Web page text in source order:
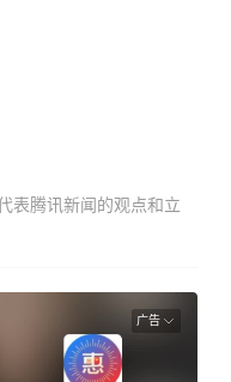
表腾讯新闻的观点和立
广告